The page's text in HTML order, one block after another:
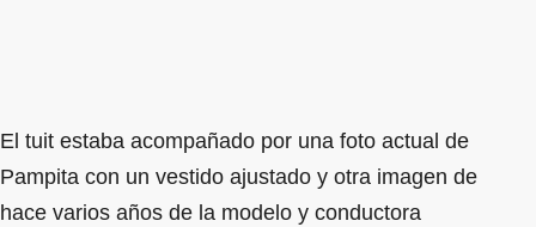
El tuit estaba acompañado por una foto actual de
Pampita con un vestido ajustado y otra imagen de
hace varios años de la modelo y conductora